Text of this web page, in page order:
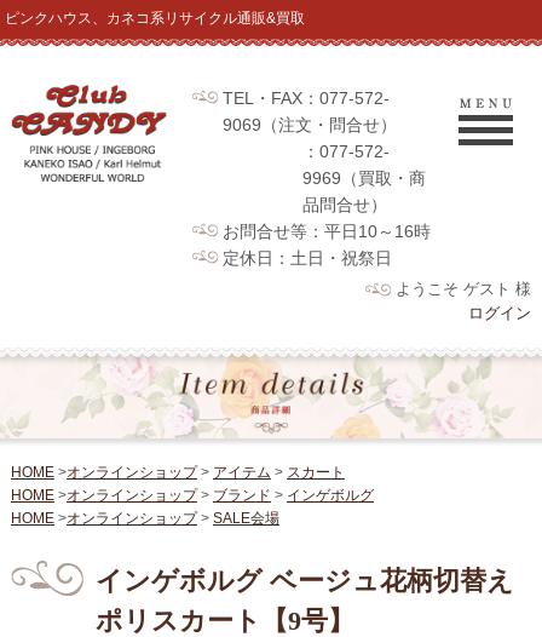
ピンクハウス、カネコ系リサイクル通販&買取
TEL・FAX：077-572-
9069（注文・問合せ）
：077-572-
9969（買取・商
品問合せ）
お問合せ等：平日10～16時
定休日：土日・祝祭日
ようこそ ゲスト 様
ログイン
HOME>オンラインショップ> アイテム > スカート
HOME>オンラインショップ> ブランド > インゲボルグ
HOME>オンラインショップ> SALE会場
インゲボルグ ベージュ花柄切替え
ポリスカート【9号】